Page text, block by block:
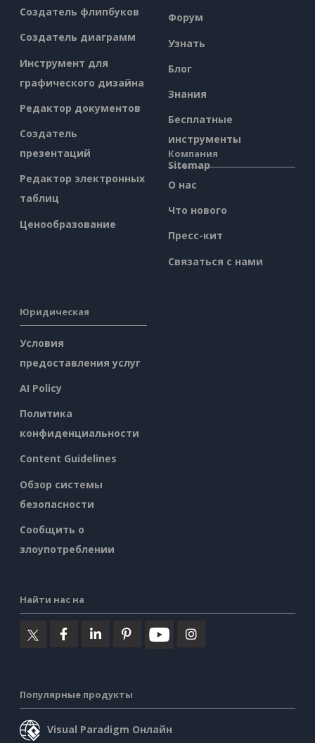
Создатель флипбуков
Создатель диаграмм
Инструмент для
графического дизайна
Редактор документов
Создатель
презентаций
Редактор электронных
таблиц
Ценообразование
Форум
Узнать
Блог
Знания
Бесплатные
инструменты
Sitemap
Компания
О нас
Что нового
Пресс-кит
Связаться с нами
Юридическая
Условия
предоставления услуг
AI Policy
Политика
конфиденциальности
Content Guidelines
Обзор системы
безопасности
Сообщить о
злоупотреблении
Найти нас на
Популярные продукты
Visual Paradigm Онлайн